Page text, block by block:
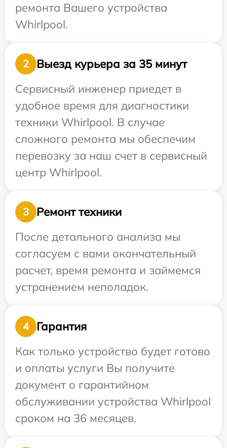
ремонта Вашего устройства
Whirlpool.
2
Выезд курьера за 35 минут
Сервисный инженер приедет в
удобное время для диагностики
техники Whirlpool. В случае
сложного ремонта мы обеспечим
перевозку за наш счет в сервисный
центр Whirlpool.
3
Ремонт техники
После детального анализа мы
согласуем с вами окончательный
расчет, время ремонта и займемся
устранением неполадок.
4
Гарантия
Как только устройство будет готово
и оплаты услуги Вы получите
документ о гарантийном
обслуживании устройства Whirlpool
сроком на 36 месяцев.